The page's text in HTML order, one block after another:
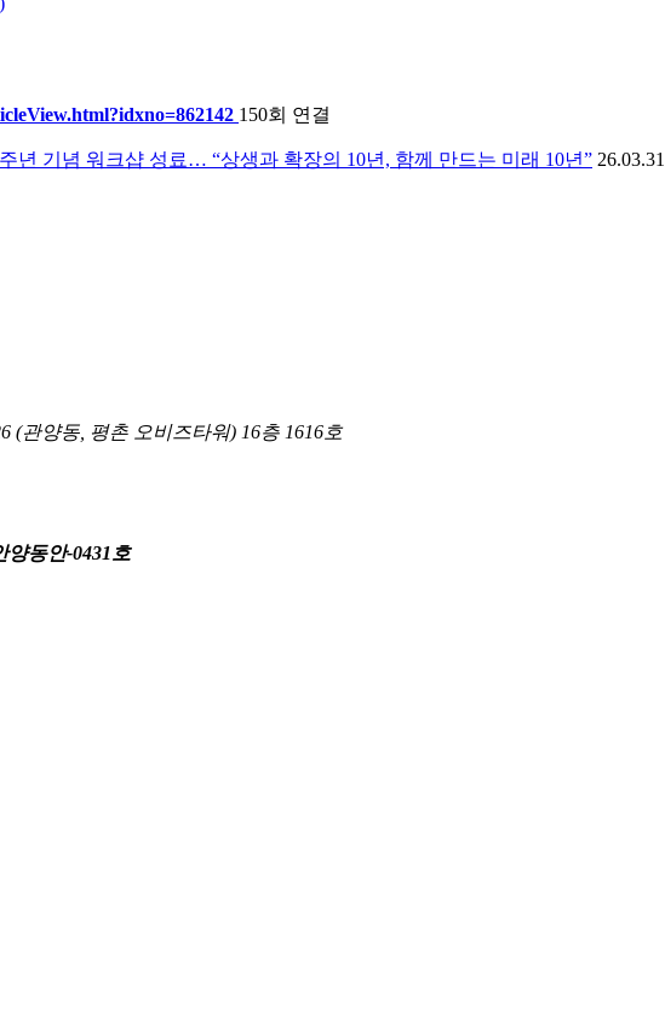
150회 연결
년 기념 워크샵 성료… “상생과 확장의 10년, 함께 만드는 미래 10년” 26.03.31
(관양동, 평촌 오비즈타워) 16층 1616호
양동안-0431호